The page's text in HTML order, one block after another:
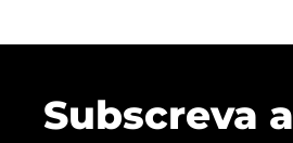
Subscreva a